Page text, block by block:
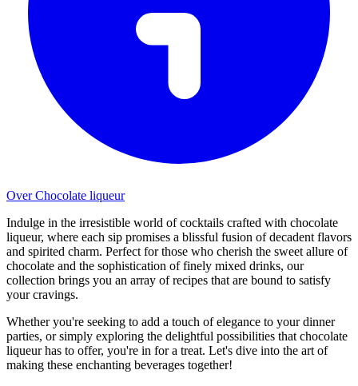
Over Chocolate liqueur
Indulge in the irresistible world of cocktails crafted with chocolate
liqueur, where each sip promises a blissful fusion of decadent flavors
and spirited charm. Perfect for those who cherish the sweet allure of
chocolate and the sophistication of finely mixed drinks, our
collection brings you an array of recipes that are bound to satisfy
your cravings.
Whether you're seeking to add a touch of elegance to your dinner
parties, or simply exploring the delightful possibilities that chocolate
liqueur has to offer, you're in for a treat. Let's dive into the art of
making these enchanting beverages together!